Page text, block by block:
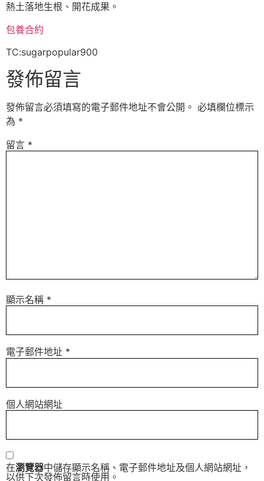
熱土落地生根、開花成果。
包養合約
TC:sugarpopular900
發佈留言
發佈留言必須填寫的電子郵件地址不會公開。 必填欄位標示
為 *
留言 *
顯示名稱 *
電子郵件地址 *
個人網站網址
在瀏覽器中儲存顯示名稱、電子郵件地址及個人網站網址，
以供下次發佈留言時使用。